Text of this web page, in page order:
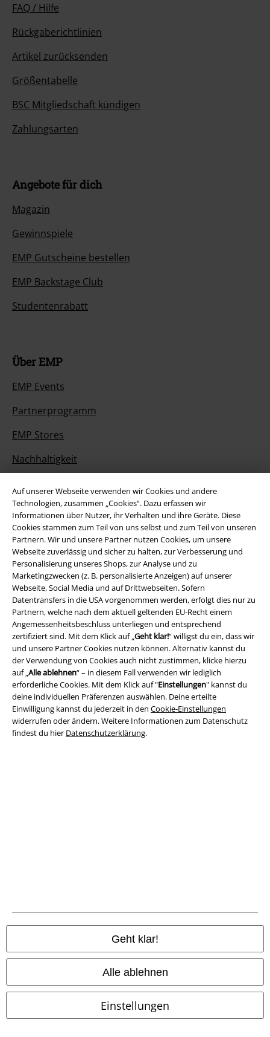
Auf unserer Webseite verwenden wir Cookies und andere
Technologien, zusammen „Cookies“. Dazu erfassen wir
Informationen über Nutzer, ihr Verhalten und ihre Geräte. Diese
Cookies stammen zum Teil von uns selbst und zum Teil von unseren
Partnern. Wir und unsere Partner nutzen Cookies, um unsere
Webseite zuverlässig und sicher zu halten, zur Verbesserung und
Personalisierung unseres Shops, zur Analyse und zu
Marketingzwecken (z. B. personalisierte Anzeigen) auf unserer
Webseite, Social Media und auf Drittwebseiten. Sofern
Datentransfers in die USA vorgenommen werden, erfolgt dies nur zu
Partnern, welche nach dem aktuell geltenden EU-Recht einem
Angemessenheitsbeschluss unterliegen und entsprechend
zertifiziert sind. Mit dem Klick auf „Geht klar!“ willigst du ein, dass wir
und unsere Partner Cookies nutzen können. Alternativ kannst du
der Verwendung von Cookies auch nicht zustimmen, klicke hierzu
auf „Alle ablehnen“ – in diesem Fall verwenden wir lediglich
erforderliche Cookies. Mit dem Klick auf "Einstellungen" kannst du
deine individuellen Präferenzen auswählen. Deine erteilte
Einwilligung kannst du jederzeit in den Cookie-Einstellungen
widerrufen oder ändern. Weitere Informationen zum Datenschutz
findest du hier Datenschutzerklärung.
Geht klar!
Alle ablehnen
Einstellungen
FAQ / Hilfe
Rückgaberichtlinien
Artikel zurücksenden
Größentabelle
BSC Mitgliedschaft kündigen
Zahlungsarten
Angebote für dich
Magazin
Gewinnspiele
EMP Gutscheine bestellen
EMP Backstage Club
Studentenrabatt
Über EMP
EMP Events
Partnerprogramm
EMP Stores
Nachhaltigkeit
Community
EMP App
Lade dir jetzt kostenlos unsere neue EMP App runter und genieße
die vielen neuen Funktionen und Vorteile!